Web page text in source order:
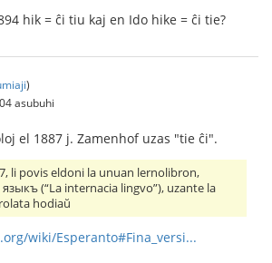
hik = ĉi tiu kaj en Ido hike = ĉi tie?
)
asubuhi
el 1887 j. Zamenhof uzas "tie ĉi".
li povis eldoni la unuan lernolibron,
(“La internacia lingvo”), uzante la
hodiaŭ
wiki/Esperanto#Fina_versi...